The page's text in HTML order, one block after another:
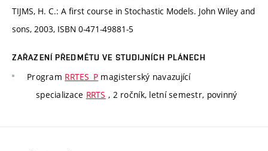
TIJMS, H. C.: A first course in Stochastic Models. John Wiley and
sons, 2003, ISBN 0-471-49881-5
ZAŘAZENÍ PŘEDMĚTU VE STUDIJNÍCH PLÁNECH
Program RRTES_P magisterský navazující
specializace RRTS , 2 ročník, letní semestr, povinný